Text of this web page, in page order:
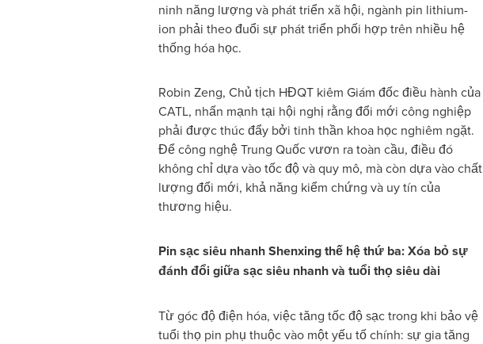
ninh năng lượng và phát triển xã hội, ngành pin lithium-
ion phải theo đuổi sự phát triển phối hợp trên nhiều hệ
thống hóa học.
Robin Zeng, Chủ tịch HĐQT kiêm Giám đốc điều hành của
CATL, nhấn mạnh tại hội nghị rằng đổi mới công nghiệp
phải được thúc đẩy bởi tinh thần khoa học nghiêm ngặt.
Để công nghệ Trung Quốc vươn ra toàn cầu, điều đó
không chỉ dựa vào tốc độ và quy mô, mà còn dựa vào chất
lượng đổi mới, khả năng kiểm chứng và uy tín của
thương hiệu.
Pin sạc siêu nhanh Shenxing thế hệ thứ ba:Xóa bỏ sự
đánh đổi giữa sạc siêu nhanhvà tuổi thọ siêu dài
Từ góc độ điện hóa, việc tăng tốc độ sạc trong khi bảo vệ
tuổi thọ pin phụ thuộc vào một yếu tố chính: sự gia tăng